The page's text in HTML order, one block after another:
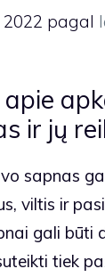
pagal
ir jų
sapnas
viltis ir
gali būti
tiek